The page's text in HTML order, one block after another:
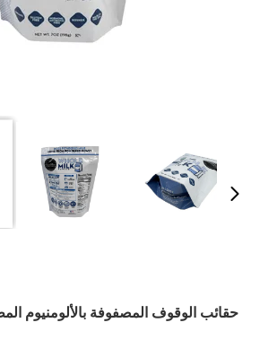
حقائب الوقوف المصفوفة بالألومنيوم